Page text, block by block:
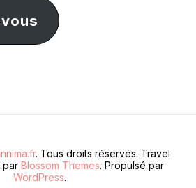
. Tous droits réservés. Travel
par Blossom Themes. Propulsé par
WordPress.